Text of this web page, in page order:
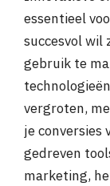
essentieel
succesvol wil
gebruik te
vergroten,
je conversies
gedreven
marketing,